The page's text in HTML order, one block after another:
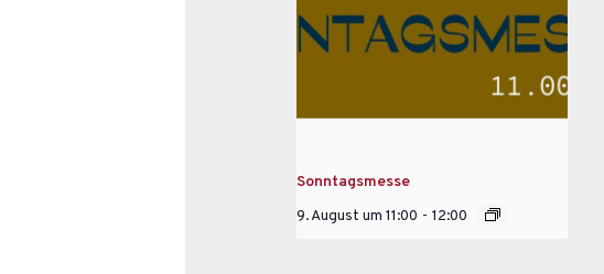
Sonntagsmesse
9. August um 11:00 - 12:00